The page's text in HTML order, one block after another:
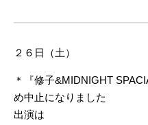
２６日（土）
＊『修子&MIDNIGHT
め中止になりました
出演は